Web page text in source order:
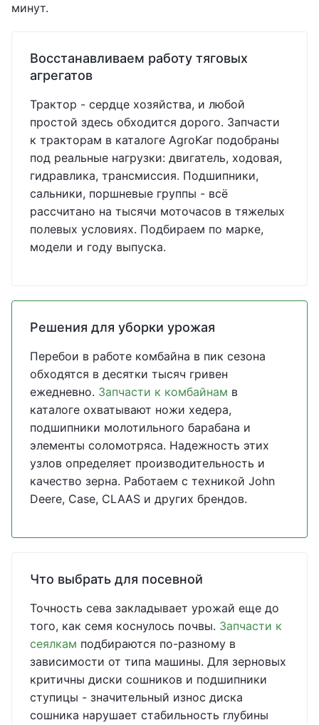
минут.
Восстанавливаем работу тяговых
агрегатов
Трактор - сердце хозяйства, и любой
простой здесь обходится дорого. Запчасти
к тракторам в каталоге AgroKar подобраны
под реальные нагрузки: двигатель, ходовая,
гидравлика, трансмиссия. Подшипники,
сальники, поршневые группы - всё
рассчитано на тысячи моточасов в тяжелых
полевых условиях. Подбираем по марке,
модели и году выпуска.
Решения для уборки урожая
Перебои в работе комбайна в пик сезона
обходятся в десятки тысяч гривен
ежедневно. Запчасти к комбайнам в
каталоге охватывают ножи хедера,
подшипники молотильного барабана и
элементы соломотряса. Надежность этих
узлов определяет производительность и
качество зерна. Работаем с техникой John
Deere, Case, CLAAS и других брендов.
Что выбрать для посевной
Точность сева закладывает урожай еще до
того, как семя коснулось почвы. Запчасти к
сеялкам подбираются по-разному в
зависимости от типа машины. Для зерновых
критичны диски сошников и подшипники
ступицы - значительный износ диска
сошника нарушает стабильность глубины